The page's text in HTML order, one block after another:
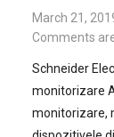
March 21,
Comments
Schneider
monitorizare
monitorizare,